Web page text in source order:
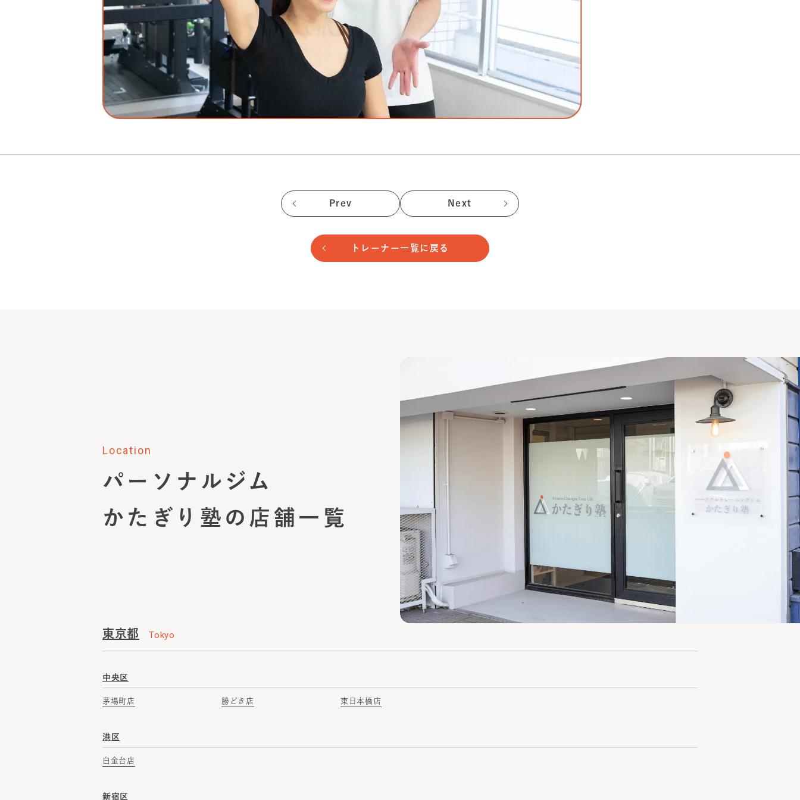
Prev Next
トレーナー一覧に戻る
パーソナルジム
かたぎり塾の店舗一覧
Location
東京都 Tokyo
中央区
茅場町店 勝どき店 東日本橋店
港区
白金台店
新宿区